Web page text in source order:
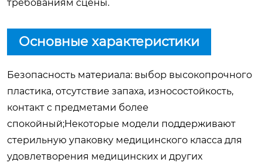
требованиям сцены.
Основные характеристики
Безопасность материала: выбор высокопрочного
пластика, отсутствие запаха, износостойкость,
контакт с предметами более
спокойный;Некоторые модели поддерживают
стерильную упаковку медицинского класса для
удовлетворения медицинских и других